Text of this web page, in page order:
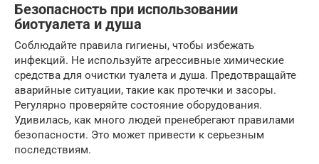
Безопасность при использовании
биотуалета и душа
Соблюдайте правила гигиены, чтобы избежать
инфекций. Не используйте агрессивные химические
средства для очистки туалета и душа. Предотвращайте
аварийные ситуации, такие как протечки и засоры.
Регулярно проверяйте состояние оборудования.
Удивилась, как много людей пренебрегают правилами
безопасности. Это может привести к серьезным
последствиям.